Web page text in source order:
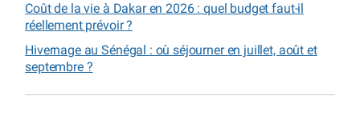
Coût de la vie à Dakar en 2026 : quel budget faut-il
réellement prévoir ?
Hivernage au Sénégal : où séjourner en juillet, août et
septembre ?